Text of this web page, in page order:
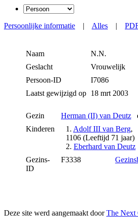
Persoonlijke informatie | Alles |
Naam
N.N.
Geslacht
Vrouwelijk
Persoon-ID
I7086
Laatst gewijzigd op 18 mrt 2003
Gezin Herman (II) van Deutz
Kinderen
1. Adolf III van Berg,
1106 (Leeftijd 71 jaar)
2. Eberhard van Deutz
Gezins-
ID
F3338
Deze site werd aangemaakt doorThe Next